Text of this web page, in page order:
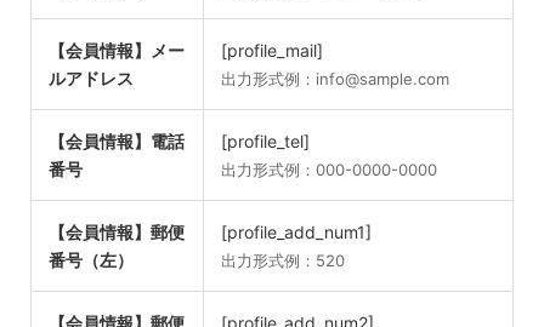
【会員情報】メー
ルアドレス
[profile_mail]
出力形式例：info@sample.com
【会員情報】電話
番号
[profile_tel]
出力形式例：000-0000-0000
【会員情報】郵便
番号（左）
[profile_add_num1]
出力形式例：520